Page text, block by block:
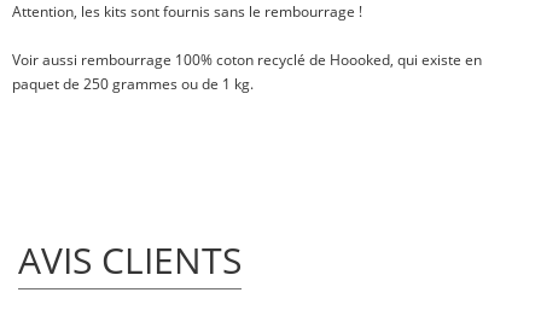
Attention, les kits sont fournis sans le rembourrage !
Voir aussi rembourrage 100% coton recyclé de Hoooked, qui existe en
paquet de 250 grammes oude 1 kg.
AVIS CLIENTS